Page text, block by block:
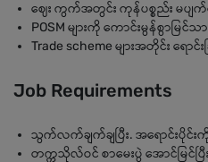
ဈေး ကွက်အတွင်း ကုန်ပစ္စည်း မပျက်စ
POSM များကို ကောင်းမွန်စွာမြင်သ
Trade scheme များအတိုင်း ရော
Job Requirements
သွက်လက်ချက်ချပြီး. အရောင်းပိုင်
တက္ကသိုလ်ဝင် စာမေးပွဲ အောင်မြင်ပ